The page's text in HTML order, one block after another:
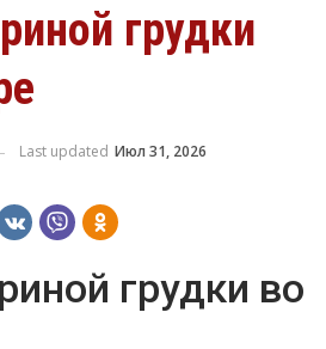
грудки
Last updated Июл 31, 2026
грудки во